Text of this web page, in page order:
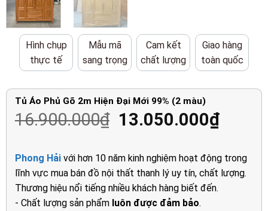
Hình chụp
thực tế
Mẫu mã
sang trọng
Cam kết
chất lượng
Giao hàng
toàn quốc
Tủ Áo Phủ Gõ 2m Hiện Đại Mới 99% (2 màu)
16.900.000₫ Giá
là:
16.900.000₫.
13.050.000₫Giá
tại
là:
Phong Hảivới hơn 10 năm kinh nghiệm hoạt động trong
lĩnh vực mua bán đồ nội thất thanh lý uy tín, chất lượng.
Thương hiệu nổi tiếng nhiều khách hàng biết đến.
- Chất lượng sản phẩm luôn được đảm bảo.